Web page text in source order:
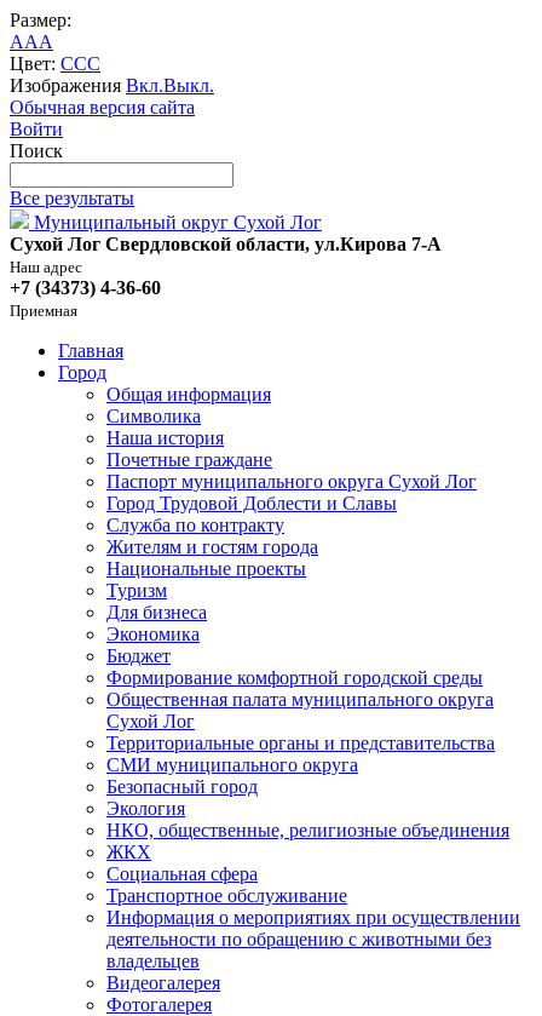
Размер:
AAA
Цвет: CCC
Изображения Вкл.Выкл.
Обычная версия сайта
Войти
Поиск
Все результаты
Муниципальный округ Сухой Лог
Сухой Лог Свердловской области, ул.Кирова 7-А
Наш адрес
+7 (34373) 4-36-60
Приемная
Главная
Город
Общая информация
Символика
Наша история
Почетные граждане
Паспорт муниципального округа Сухой Лог
Город Трудовой Доблести и Славы
Служба по контракту
Жителям и гостям города
Национальные проекты
Туризм
Для бизнеса
Экономика
Бюджет
Формирование комфортной городской среды
Общественная палата муниципального округа
Сухой Лог
Территориальные органы и представительства
СМИ муниципального округа
Безопасный город
Экология
НКО, общественные, религиозные объединения
ЖКХ
Социальная сфера
Транспортное обслуживание
Информация о мероприятиях при осуществлении
деятельности по обращению с животными без
владельцев
Видеогалерея
Фотогалерея